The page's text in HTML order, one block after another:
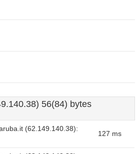
56(84) bytes
(62.149.140.38):
127 ms